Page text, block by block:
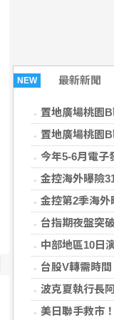
NEW 最新新聞
置地廣場桃園B區建物
置地廣場桃園B區建物
今年5-6月電子發票
金控海外曝險31兆
金控第2季海外曝險破
台指期夜盤突破45k 本
中部地區10日演練行
台股V轉需時間 專
波克夏執行長阿貝爾出
美日聯手救市！日圓勁揚